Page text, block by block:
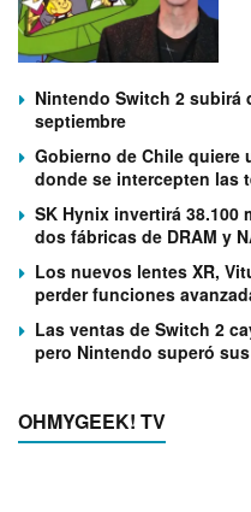
Nintendo Switch 2 subirá
septiembre
Gobierno de Chile quiere
donde se intercepten las
SK Hynix invertirá 38.100
dos fábricas de DRAM y
Los nuevos lentes XR,
perder funciones
Las ventas de Switch 2
pero Nintendo superó
OHMYGEEK! TV